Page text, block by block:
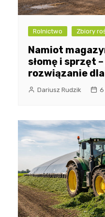
Rolnictwo Zbiory
Namiot
słomę i sprzęt
rozwiązanie
Dariusz Rudzik 6